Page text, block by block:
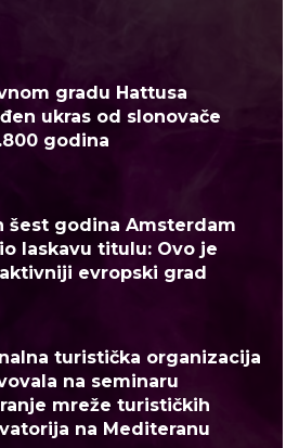
gradu Hattusa
ukras od slonovače
godina
šest godina Amsterdam
laskavu titulu: Ovo je
evropski grad
turistička organizacija
na seminaru
mreže turističkih
na Mediteranu